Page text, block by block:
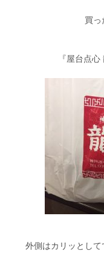
買っ
『屋台点
外側はカリッとして